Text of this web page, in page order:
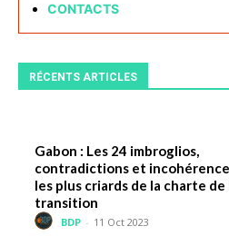
CONTACTS
RÉCENTS ARTICLES
Gabon : Les 24 imbroglios,
contradictions et
les plus criards de la charte de
transition
BDP - 11 Oct 2023